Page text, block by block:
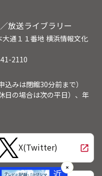
放送ライブラリー
通１１番地 横浜情報文化
2110
みは閉館30分前まで）
の場合は次の平日）、年
X(Twitter) open_in_new
✕